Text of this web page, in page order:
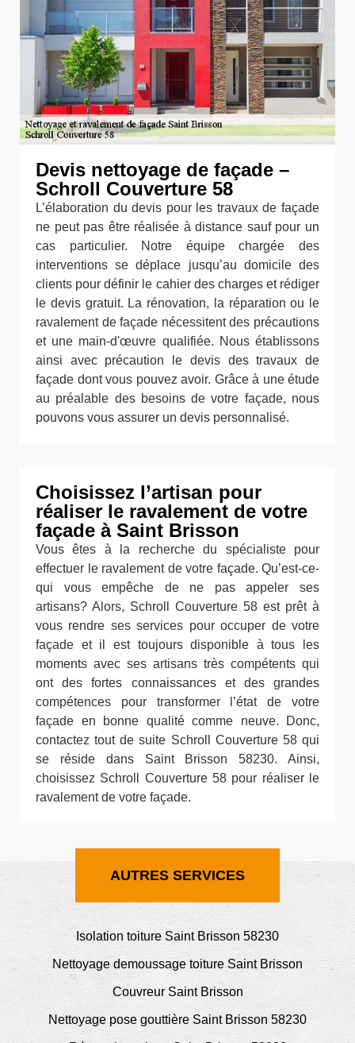
Devis nettoyage de façade –
Schroll Couverture 58
L’élaboration du devis pour les travaux de façade
ne peut pas être réalisée à distance sauf pour un
cas particulier. Notre équipe chargée des
interventions se déplace jusqu’au domicile des
clients pour définir le cahier des charges et rédiger
le devis gratuit. La rénovation, la réparation ou le
ravalement de façade nécessitent des précautions
et une main-d'œuvre qualifiée. Nous établissons
ainsi avec précaution le devis des travaux de
façade dont vous pouvez avoir. Grâce à une étude
au préalable des besoins de votre façade, nous
pouvons vous assurer un devis personnalisé.
Choisissez l’artisan pour
réaliser le ravalement de votre
façade à Saint Brisson
Vous êtes à la recherche du spécialiste pour
effectuer le ravalement de votre façade. Qu’est-ce-
qui vous empêche de ne pas appeler ses
artisans? Alors, Schroll Couverture 58 est prêt à
vous rendre ses services pour occuper de votre
façade et il est toujours disponible à tous les
moments avec ses artisans très compétents qui
ont des fortes connaissances et des grandes
compétences pour transformer l’état de votre
façade en bonne qualité comme neuve. Donc,
contactez tout de suite Schroll Couverture 58 qui
se réside dans Saint Brisson 58230. Ainsi,
choisissez Schroll Couverture 58 pour réaliser le
ravalement de votre façade.
AUTRES SERVICES
Isolation toiture Saint Brisson 58230
Nettoyage demoussage toiture Saint Brisson
Couvreur Saint Brisson
Nettoyage pose gouttière Saint Brisson 58230